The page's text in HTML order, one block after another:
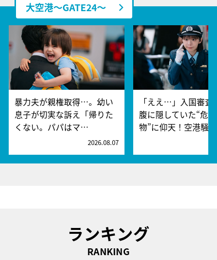
大空港～GATE24～
暴力夫が親権取得…。幼い
息子が切実な訴え「帰りた
くない。パパはマ…
2026.08.07
「ええ…」入国審査
腹に隠していた“危
物”に仰天！空港騒
ランキング
RANKING